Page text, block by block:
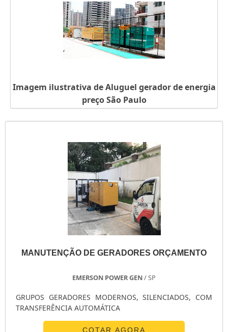
Imagem ilustrativa de Aluguel gerador de energia
preço São Paulo
MANUTENÇÃO DE GERADORES ORÇAMENTO
EMERSON POWER GEN/ SP
GRUPOS GERADORES MODERNOS, SILENCIADOS, COM
TRANSFERÊNCIA AUTOMÁTICA
COTAR AGORA